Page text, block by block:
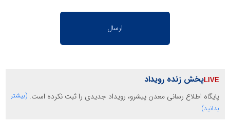
پخش زنده رویداد
پایگاه اطلاع رسانی معدن پیشرو، رویداد جدیدی را ثبت نکرده است. (بیشتر
بدانید)